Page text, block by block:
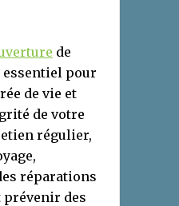
de
pour
de vie et
de votre
régulier,
réparations
prévenir des